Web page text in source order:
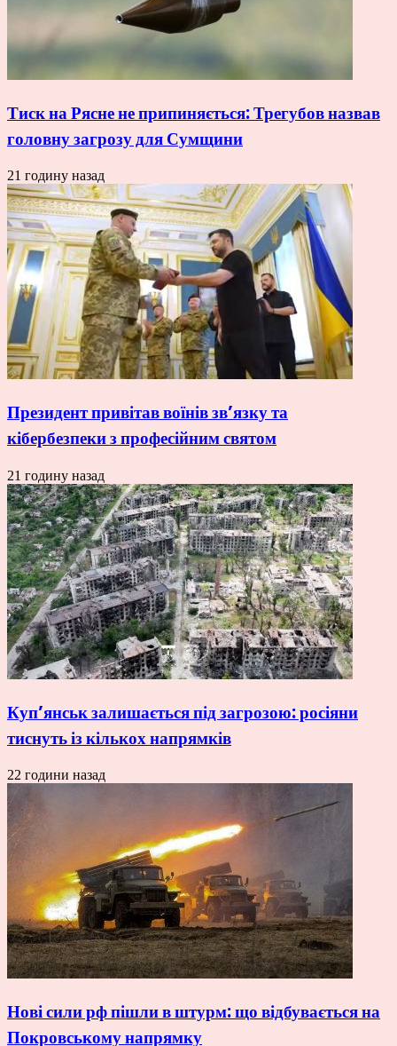
Тиск на Рясне не припиняється: Трегубов назвав
головну загрозу для Сумщини
21 годину назад
Президент привітав воїнів зв’язку та
кібербезпеки з професійним святом
21 годину назад
Куп’янськ залишається під загрозою: росіяни
тиснуть із кількох напрямків
22 години назад
Нові сили рф пішли в штурм: що відбувається на
Покровському напрямку